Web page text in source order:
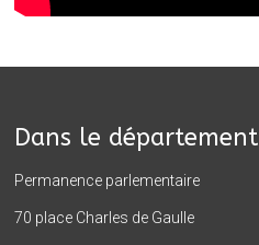
Dans le département
Permanence parlementaire
70 place Charles de Gaulle